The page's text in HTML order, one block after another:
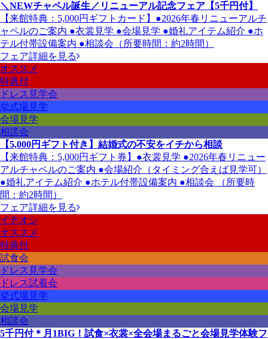
＼NEWチャペル誕生／リニューアル記念フェア【5千円付】
【来館特典：5,000円ギフトカード】●2026年春リニューアルチ
ャペルのご案内 ●衣裳見学 ●会場見学 ●婚礼アイテム紹介 ●ホ
テル付帯設備案内 ●相談会（所要時間：約2時間）
フェア詳細を見る
オススメ
特典付
ドレス見学会
挙式場見学
会場見学
相談会
【5,000円ギフト付き】結婚式の不安をイチから相談
【来館特典：5,000円ギフト券】●衣裳見学 ●2026年春リニュー
アルチャペルのご案内 ●会場紹介（タイミング合えば見学可）
●婚礼アイテム紹介 ●ホテル付帯設備案内 ●相談会 （所要時
間：約2時間）
フェア詳細を見る
イチオシ
オススメ
特典付
試食会
ドレス見学会
ドレス試着会
挙式場見学
会場見学
相談会
5千円付＊月1BIG！試食×衣裳×全会場まるごと会場見学体験フ